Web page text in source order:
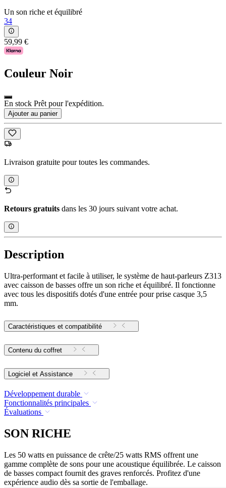
Un son riche et équilibré
34
59,99 €
Couleur Noir
En stock Prêt pour l'expédition.
Ajouter au panier
Livraison gratuite pour toutes les commandes.
Retours gratuits dans les 30 jours suivant votre achat.
Description
Ultra-performant et facile à utiliser, le système de haut-parleurs Z313
avec caisson de basses offre un son riche et équilibré. Il fonctionne
avec tous les dispositifs dotés d'une entrée pour prise casque 3,5
mm.
Caractéristiques et compatibilité
Contenu du coffret
Logiciel et Assistance
Développement durable
Fonctionnalités principales
Évaluations
SON RICHE
Les 50 watts en puissance de crête/25 watts RMS offrent une
gamme complète de sons pour une acoustique équilibrée. Le caisson
de basses compact fournit des graves renforcés. Profitez d'une
expérience audio dès sa sortie de l'emballage.